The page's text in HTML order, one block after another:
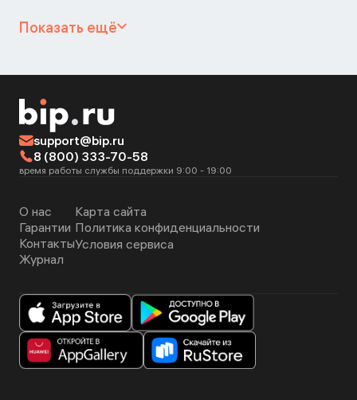
Показать ещё
support@bip.ru
8 (800) 333-70-58
время работы службы поддержки 9:00 - 19:00
О нас
Гарантии
Контакты
Журнал
Карта сайта
Политика конфиденциальности
Условия сервиса